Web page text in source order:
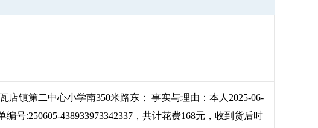
镇第二中心小学南350米路东； 事实与理由：本人2025-06-
号:250605-438933973342337，共计花费168元，收到货后时